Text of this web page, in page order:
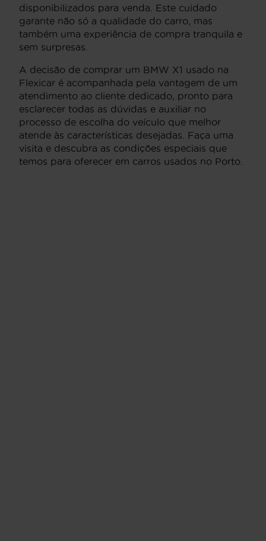
disponibilizados para venda. Este cuidado
garante não só a qualidade do carro, mas
também uma experiência de compra tranquila e
sem surpresas.
A decisão de comprar um BMW X1 usado na
Flexicar é acompanhada pela vantagem de um
atendimento ao cliente dedicado, pronto para
esclarecer todas as dúvidas e auxiliar no
processo de escolha do veículo que melhor
atende às características desejadas. Faça uma
visita e descubra as condições especiais que
temos para oferecer em carros usados no Porto.